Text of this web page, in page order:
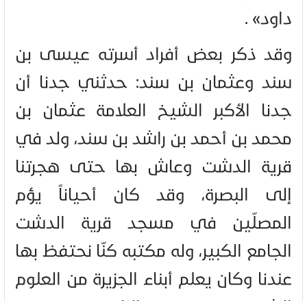
داود» .
وقد ذكر بعض أفراد أسرته عيسى بن
سند وعثمان بن سند: حدثني جدنا أن
جدنا الأكبر الشيخ العلامة عثمان بن
محمد بن أحمد بن راشد بن سند، ولد في
قرية الدشت وعاش بها حتى هجرتنا
إلى البصرة، وقد كان أحياناً يؤم
المصلّين في مسجد قرية الدشت
الجامع الكبير، وله مكتبه كنّا نحتفظ بها
عندنا وكان يعلم أبناء الجزيرة من العلوم